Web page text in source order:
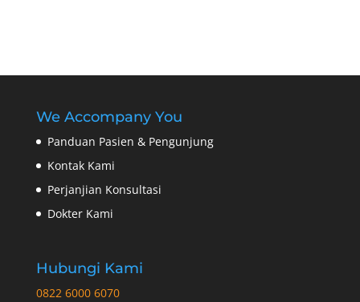
We Accompany You
Panduan Pasien & Pengunjung
Kontak Kami
Perjanjian Konsultasi
Dokter Kami
Hubungi Kami
0822 6000 6070